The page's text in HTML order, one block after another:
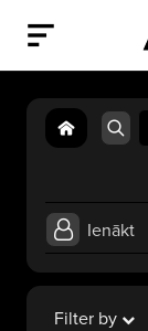
Ienākt
Filter by